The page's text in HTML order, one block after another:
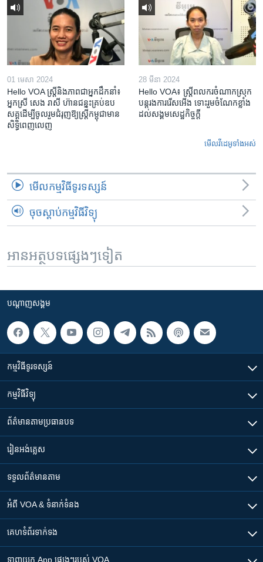
01 មេសា 2024
Hello VOA ស្ត្រីនិងភាពជាអ្នកដឹកនាំ៖
អ្នកស្រី សេង រាសី ហ៊ានជន្នះគ្រប់ឧប
សគ្គដើម្បីចូលរួមជំរុញឱ្យស្រ្តីកម្ពុជាមាន
សិទ្ធិពេញលេញ
28 មីនា 2024
Hello VOA៖ ស្រ្តីពលករចំណាកស្រុក
បន្តរងការរើសអើង ទោះរួមចំណែកខ្លាំង
ដល់សង្គមសេដ្ឋកិច្ចក្តី
មើល​វីដេអូ​ទាំង​អស់
មើល​កម្មវិធី​ទូរទស្សន៍
ចុចស្តាប់កម្មវិធីវិទ្យុ
អានអត្ថបទផ្សេងៗទៀត
បណ្តាញ​សង្គម
កម្មវិធី​ទូរទស្សន៍
កម្មវិធី​វិទ្យុ
ព័ត៌មាន​តាមប្រធានបទ​
រៀន​​អង់គ្លេស
ទទួល​ព័ត៌មាន​តាម
អំពី​ VOA & ទំនាក់ទំនង
គេហទំព័រ​​ទាក់ទង
ទាញយក​ App ផ្សេងៗ​របស់​ VOA